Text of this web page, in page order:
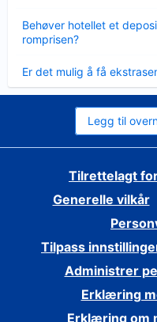
Behøver hotellet et
romprisen?
mindre
Er det mulig å få
mindre
Legg til
Tilrettelagt
Generelle vilkår
Tilpass
Administrer
Erklæring
Erklæring om